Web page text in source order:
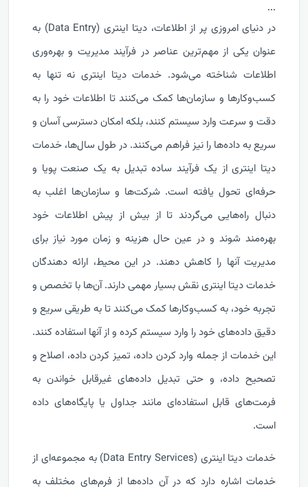
...
در دنیای امروزی پر از اطلاعات، دیتا اینتری (Data Entry) به
عنوان یکی از مهم‌ترین عناصر در فرآیند مدیریت و بهره‌وری
اطلاعات شناخته می‌شود. خدمات دیتا اینتری نه تنها به
کسب‌وکارها و سازمان‌ها کمک می‌کنند تا اطلاعات خود را به
دقت و سرعت وارد سیستم کنند، بلکه امکان دسترسی آسان و
سریع به داده‌ها را نیز فراهم می‌کنند. در طول سال‌ها، خدمات
دیتا اینتری از یک فرآیند ساده تبدیل به یک صنعت پویا و
حرفه‌ای تحول یافته است. شرکت‌ها و سازمان‌ها اغلب به
دنبال راه‌هایی می‌گردند تا از بیش از پیش اطلاعات خود
بهره‌مند شوند و در عین حال هزینه و زمان مورد نیاز برای
مدیریت آنها را کاهش دهند. در این محیط، ارائه دهندگان
خدمات دیتا اینتری نقش بسیار مهمی دارند. آن‌ها با تخصص و
تجربه خود، به کسب‌وکارها کمک می‌کنند تا به طریقی سریع و
دقیق داده‌های خود را وارد سیستم کرده و از آنها استفاده کنند.
این خدمات از جمله وارد کردن داده، تمیز کردن داده، اصلاح و
تصحیح داده، و حتی تبدیل داده‌های غیرقابل خواندن به
فرمت‌های قابل استفاده‌ای مانند جداول یا پایگاه‌های داده
است.
خدمات دیتا اینتری (Data Entry Services) به مجموعه‌ای از
خدمات اشاره دارد که در آن داده‌ها از فرم‌های مختلف به